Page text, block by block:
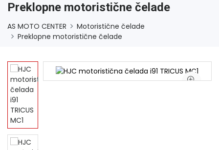
Preklopne motoristične čelade
AS MOTO CENTER
Motoristične čelade
Preklopne motoristične čelade